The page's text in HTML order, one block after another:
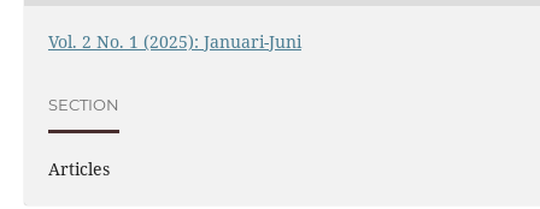
Vol. 2 No. 1 (2025): Januari-Juni
SECTION
Articles